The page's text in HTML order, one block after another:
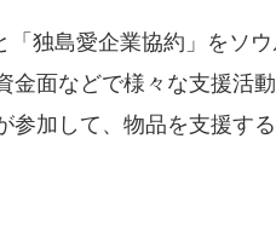
独島愛企業協約」をソ
金面などで様々な支援活
参加して、物品を支援す